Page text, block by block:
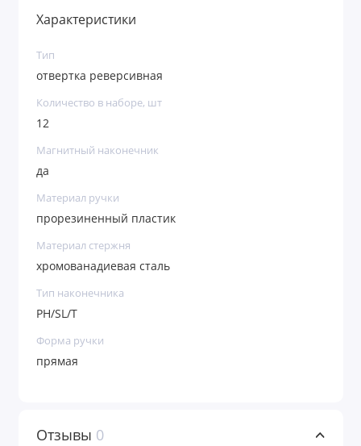
Характеристики
Тип
отвертка реверсивная
Количество в наборе, шт
12
Магнитный наконечник
да
Материал ручки
прорезиненный пластик
Материал стержня
хромованадиевая сталь
Тип наконечника
РН/SL/T
Форма ручки
прямая
Отзывы 0